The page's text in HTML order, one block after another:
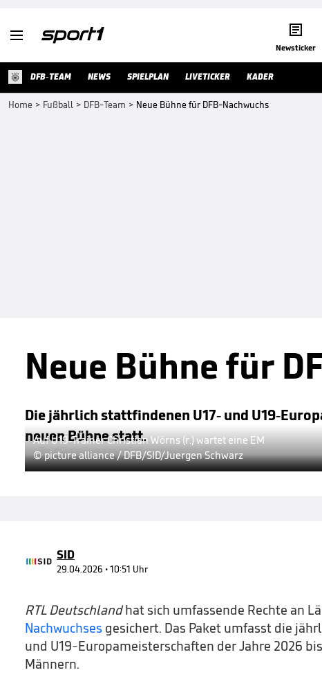
 
Newsticker
DFB-TEAM NEWS SPIELPLAN LIVETICKER KADER
Home > Fußball > DFB-Team > Neue Bühne für DFB-Nachwuchs
Neue Bühne für
Die jährlich stattfindenen U17- und U19-
neuen Bühne statt.
Auf U19-Trainer Christian Wörns (r.) wartet eine EM
© picture alliance / DFB/SID/Juergen Schwarz
SID
29.04.2026 • 10:51 Uhr
RTL Deutschlandhat sich umfassende Rechte an
Nachwuchses gesichert. Das Paket umfasst die
und U19-Europameisterschaften der Jahre 2026
Männern.